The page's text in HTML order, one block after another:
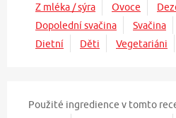
Z mléka / sýra
Ovoce
Dopolední svačina
Svačina
Dietní
Děti Vegetariáni
Použité ingredience v tomto